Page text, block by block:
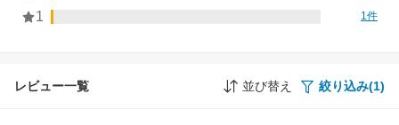
1 1件
レビュー一覧 並び替え 絞り込み(1)